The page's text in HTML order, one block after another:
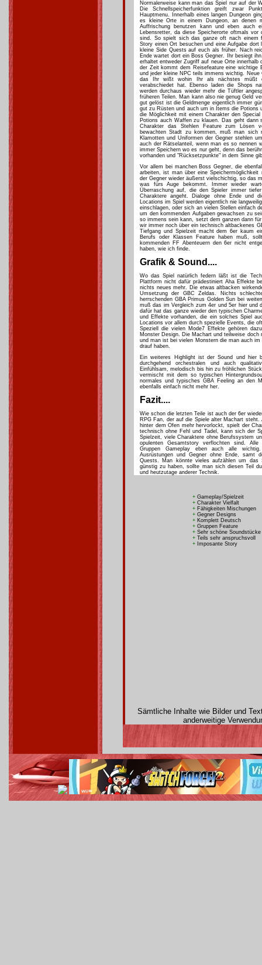
Normalerweise kann man das Spiel nur auf der
Die Schnellspeicherfunktion greift zwar
Hauptmenu. Innerhalb eines langen Dungeon
es kleine Orte in einem Dungeon, an denen
Auffrischung benutzen kann und eben auch
Lebensretter, da diese Speicherorte oftmals
sind. So spielt sich das ganze oft nach einem
Story einen Ort besuchen und eine Aufgabe
kleine Side Quests auf euch als früher. Nach
Ende wartet dort ein Boss Gegner. Ihr besiegt
erhaltet entweder Zugriff auf neue Orte
der Zeit kommt dem Reisefeature eine wichtige
und jeder kleine NPC teils immens wichtig.
das Ihr wißt wohin Ihr als nächstes müßt
verabschiedet hat. Ebenso laden die Shops
werden durchaus wieder mehr die Tüftler
früheren Teilen. Man kann also nie genug Geld
gut gelöst ist die Geldmenge eigentlich immer
gut zu Rüsten und auch um in Items die Potions
die Möglichkeit mit einem Charakter den
Potions auch Waffen zu klauen. Das geht
Charakter das Stehlen Feature zum Lösen
bewachten Stadt zu kommen, muß man sich
Klamotten und Uniformen der Gegner stehlen
auch der Rätselanteil, wenn man es so nennen
immer Speichern wo es nur geht, denn das
vorhanden und "Rücksetzpunkte" in dem Sinne
Vor allem bei manchen Boss Gegner, die
arbeiten, ist man über eine
der Gegner wieder äußerst vielschichtig, so das
was fürs Auge bekommt. Immer wieder
Überraschung auf, die den Spieler immer
Charaktere angeht. Dialoge ohne Ende und
Locations im Spiel werden eigentlich nie
einschlagen, oder sich an vielen Stellen einfach
um den kommenden Aufgaben gewachsen zu
so immens sein kann, setzt dem ganzen dann
wir immer noch über ein technisch altbackenes
Tiefgang und Spielzeit macht dem 6er kaum
Berufs oder Klassen Feature haben muß,
kommenden FF Abenteuern den 6er nicht
haben, wie ich finde.
Grafik & Sound....
Wo das Spiel natürlich federn läßt ist die
Plattform nicht dafür prädestiniert Aha Effekte
nichts neues mehr. Die etwas altbacken
Umsetzung der GBC Zeldas. Nichts
herrschenden GBA Primus Golden Sun bei
muß das im Vergleich zum 4er und 5er hier und
dafür hat das ganze wieder den typischen
und Effekte vorhanden, die ein solches Spiel
Locations vor allem durch spezielle Events, die
Speziell die vielen Mode7 Effekte gehören
Monster Design. Die Machart und teilweise
und man ist bei vielen Monstern die man auch
drauf haben.
Ein weiteres Highlight ist der Sound und hier
durchgehend orchestralen und auch
Einfühlsam, melodisch bis hin zu fröhlichen
vermischt mit dem so typischen
normales und typisches GBA Feeling an den
ebenfalls einfach nicht mehr her.
Fazit....
Wie schon die letzten Teile ist auch der 6er
RPG Fan, der auf die Spiele alter Machart
hinter dem Ofen mehr hervorlockt, spielt der
technisch ohne Fehl und Tadel, kann sich der
Spielzeit, viele Charaktere ohne Berufssystem
opulenten Gesamtstory verflochten sind.
Gruppen Gameplay eben auch alle
Ausrüstungen und Gegner ohne Ende, samt
Quests. Man könnte vieles aufzählen um das
günstig zu haben, sollte man sich diesen Teil
und heutzutage anderer Technik.
+ Gameplay/Spielzeit
+ Charakter Vielfalt
+ Fähigkeiten Mischungen
+ Gegner Designs
+ Komplett Deutsch
+ Gruppen Feature
+ Sehr schöne Soundstücke
+ Teils sehr anspruchsvoll
+ Imposante Story
Sämtliche Inhalte wie Bilder und
anderweitige